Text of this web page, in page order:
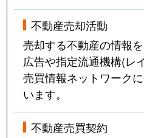
不動産売却活動
売却する不動産の情報
広告や指定流通機構(レ
売買情報ネットワーク
います。
不動産売買契約